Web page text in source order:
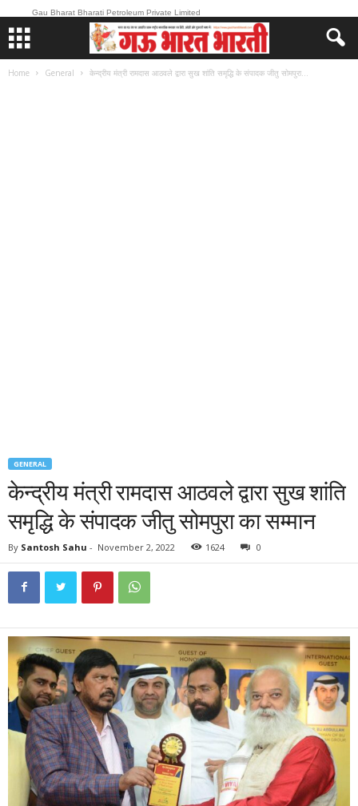
Gau Bharat Bharati Petroleum Private Limited
Home General केन्द्रीय मंत्री रामदास आठवले द्वारा सुख शांति समृद्धि के संपादक जीतु सोमपुरा...
GENERAL
केन्द्रीय मंत्री रामदास आठवले द्वारा सुख शांति
समृद्धि के संपादक जीतु सोमपुरा का सम्मान
By Santosh Sahu - November 2, 2022 1624 0